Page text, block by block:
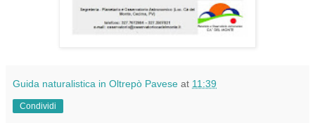
Guida naturalistica in Oltrepò Pavese at 11:39
Condividi